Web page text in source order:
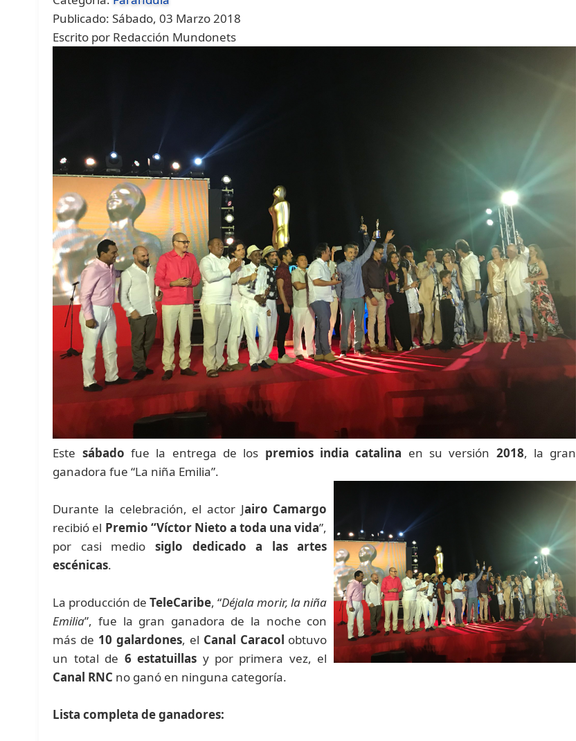
Publicado: Sábado, 03 Marzo 2018
Escrito por Redacción Mundonets
Este sábado fue la entrega de los premios india catalina en su versión 2018, la gran
ganadora fue “La niña Emilia”.
Durante la celebración, el actor Jairo Camargo
recibió el Premio “Víctor Nieto a toda una vida”,
por casi medio siglo dedicado a las artes
escénicas.
La producción deTeleCaribe, “Déjala morir, la niña
Emilia”, fue la gran ganadora de la noche con
más de 10 galardones, el Canal Caracol obtuvo
un total de 6 estatuillas y por primera vez, el
Canal RNC no ganó en ninguna categoría.
Lista completa de ganadores: